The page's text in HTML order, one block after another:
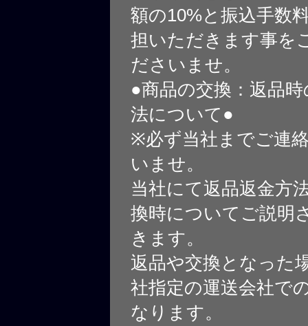
額の10%と振込手数
担いただきます事を
ださいませ。
●商品の交換：返品
法について●
※必ず当社までご連
いませ。
当社にて返品返金方
換時についてご説明
きます。
返品や交換となった
社指定の運送会社で
なります。